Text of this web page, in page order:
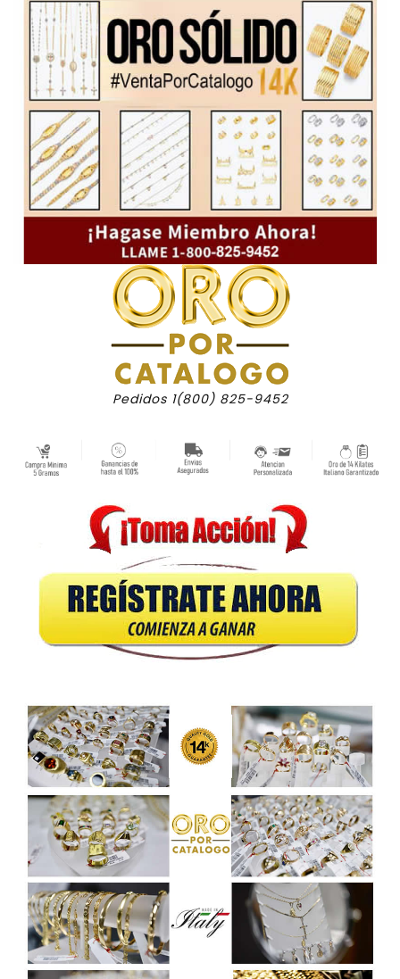
Pedidos 1(800) 825-9452